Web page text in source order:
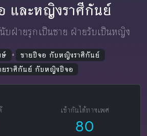
และหญิงราศีกันย์
บฝ่ายรุกเป็นชาย ฝ่ายรับเป็นหญิง
ษ์
ชายปีจอ กับหญิงราศีกันย์
ยราศีกันย์ กับหญิงปีจอ
เข้ากันได้ทางเพศ
80